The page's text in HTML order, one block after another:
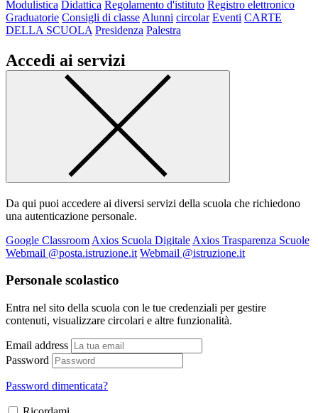
Modulistica Didattica Regolamento d'istituto Registro elettronico
Graduatorie Consigli di classe Alunni circolar Eventi CARTE
DELLA SCUOLA Presidenza Palestra
Accedi ai servizi
Da qui puoi accedere ai diversi servizi della scuola che richiedono
una autenticazione personale.
Google Classroom Axios Scuola Digitale Axios Trasparenza Scuole
Webmail @posta.istruzione.it Webmail @istruzione.it
Personale scolastico
Entra nel sito della scuola con le tue credenziali per gestire
contenuti, visualizzare circolari e altre funzionalità.
Email address
Password
Password dimenticata?